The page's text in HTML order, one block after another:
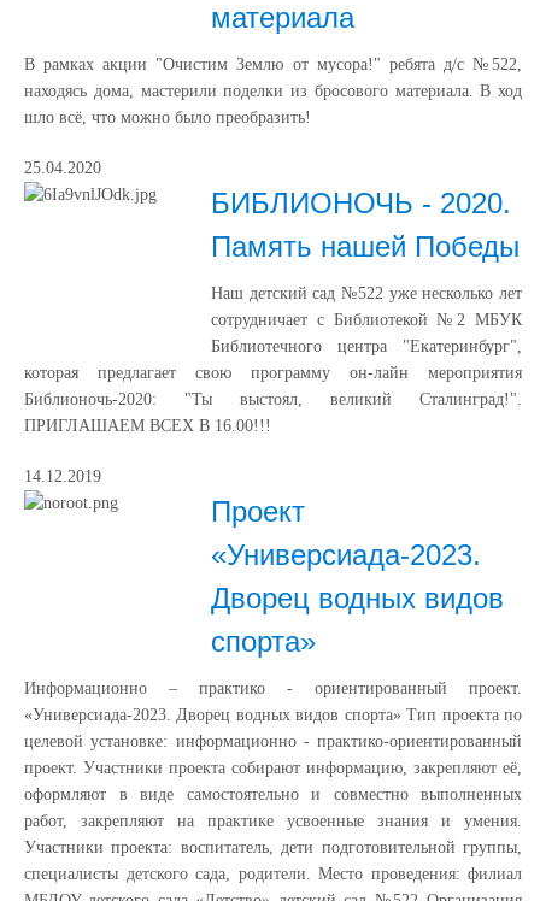
материала
В рамках акции "Очистим Землю от мусора!" ребята д/с №522,
находясь дома, мастерили поделки из бросового материала. В ход
шло всё, что можно было преобразить!
25.04.2020
БИБЛИОНОЧЬ - 2020.
Память нашей Победы
Наш детский сад №522 уже несколько лет
сотрудничает с Библиотекой №2 МБУК
Библиотечного центра "Екатеринбург",
которая предлагает свою программу он-лайн мероприятия
Библионочь-2020: "Ты выстоял, великий Сталинград!".
ПРИГЛАШАЕМ ВСЕХ В 16.00!!!
14.12.2019
Проект
«Универсиада-2023.
Дворец водных видов
спорта»
Информационно – практико - ориентированный проект.
«Универсиада-2023. Дворец водных видов спорта» Тип проекта по
целевой установке: информационно - практико-ориентированный
проект. Участники проекта собирают информацию, закрепляют её,
оформляют в виде самостоятельно и совместно выполненных
работ, закрепляют на практике усвоенные знания и умения.
Участники проекта: воспитатель, дети подготовительной группы,
специалисты детского сада, родители. Место проведения: филиал